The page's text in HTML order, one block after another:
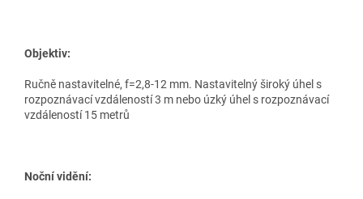
Objektiv:
Ručně nastavitelné, f=2,8-12 mm. Nastavitelný široký úhel s
rozpoznávací vzdáleností 3 m nebo úzký úhel s rozpoznávací
vzdáleností 15 metrů
Noční vidění: